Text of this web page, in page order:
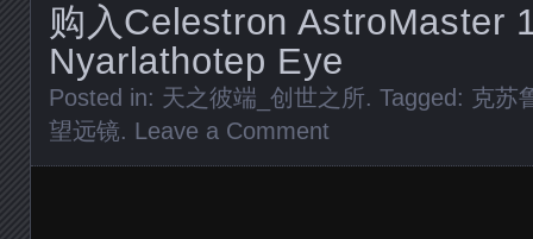
购入Celestron AstroMaster
Nyarlathotep Eye
Posted in: 天之彼端_创世之所. Tagged: 克苏
望远镜. Leave a Comment